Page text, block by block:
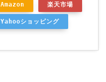
Amazon 楽天市場
Yahooショッピング